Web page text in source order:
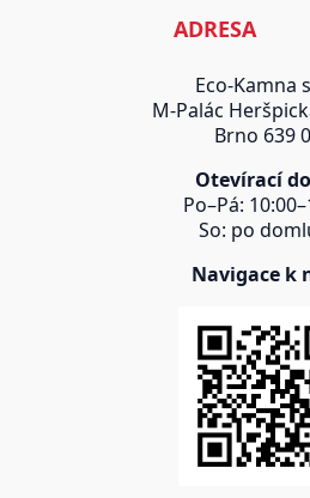
ADRESA
Eco-Kamna
M-Palác
Brno 639
Otevírací
Po–Pá:
So: po
Navigace k